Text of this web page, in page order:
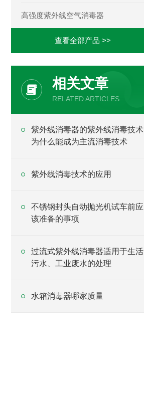
高强度紫外线空气消毒器
查看全部产品 >>
相关文章
RELATED ARTICLES
紫外线消毒器的紫外线消毒技术
为什么能成为主流消毒技术
紫外线消毒技术的应用
不锈钢封头自动抛光机试车前应
该准备的事项
过流式紫外线消毒器适用于生活
污水、工业废水的处理
水箱消毒器哪家质量